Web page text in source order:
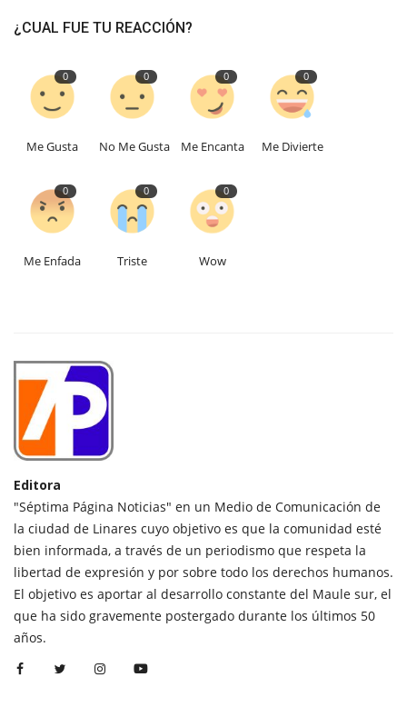
¿CUAL FUE TU REACCIÓN?
0
Me Gusta
0
No Me Gusta
0
Me Encanta
0
Me Divierte
0
Me Enfada
0
Triste
0
Wow
Editora
"Séptima Página Noticias" en un Medio de Comunicación de
la ciudad de Linares cuyo objetivo es que la comunidad esté
bien informada, a través de un periodismo que respeta la
libertad de expresión y por sobre todo los derechos humanos.
El objetivo es aportar al desarrollo constante del Maule sur, el
que ha sido gravemente postergado durante los últimos 50
años.